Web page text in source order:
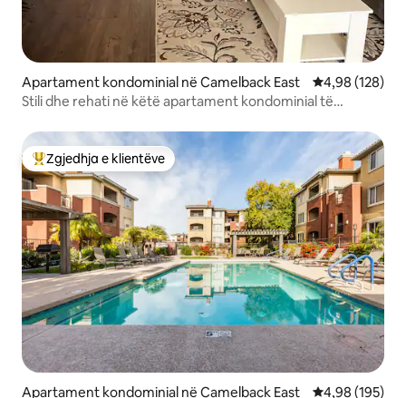
Apartament kondominial në Camelback East Vlerësimi
4,98 (128)
Stili dhe rehati në këtë apartament kondominial të
Më të mirat e zgjedhjeve të klientëve
Zgjedhja e klientëve
Apartament kondominial në Camelback East Vlerësimi
4,98 (195)